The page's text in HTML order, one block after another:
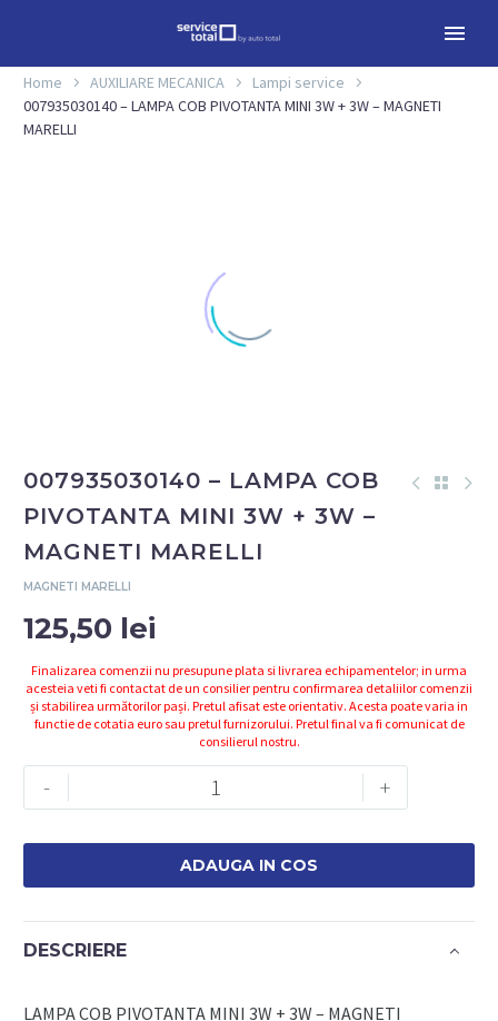
Home AUXILIARE MECANICA
Lampi service
007935030140 – LAMPA COB PIVOTANTA MINI 3W + 3W – MAGNETI
MARELLI
007935030140 – LAMPA COB
PIVOTANTA MINI 3W + 3W –
MAGNETI MARELLI
MAGNETI MARELLI
125,50 lei
Finalizarea comenzii nu presupune plata si livrarea echipamentelor; in urma
acesteia veti fi contactat de un consilier pentru confirmarea detaliilor comenzii
și stabilirea următorilor pași. Pretul afisat este orientativ. Acesta poate varia in
functie de cotatia euro sau pretul furnizorului. Pretul final va fi comunicat de
consilierul nostru.
-
Cantitate
007935030140
COB
PIVOTANTA
MINI
+
+
ADAUGA IN COS
DESCRIERE
LAMPA COB PIVOTANTA MINI 3W + 3W – MAGNETI